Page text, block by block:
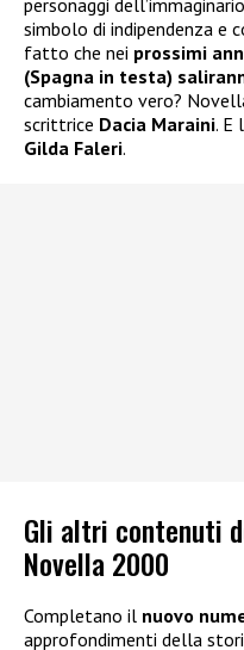
simbolo di indipendenza e
fatto che nei prossimi
(Spagna in testa)
cambiamento vero?
scrittrice Dacia Maraini. E
Gilda Faleri.
Gli altri contenuti
Novella 2000
Completano il nuovo
approfondimenti della